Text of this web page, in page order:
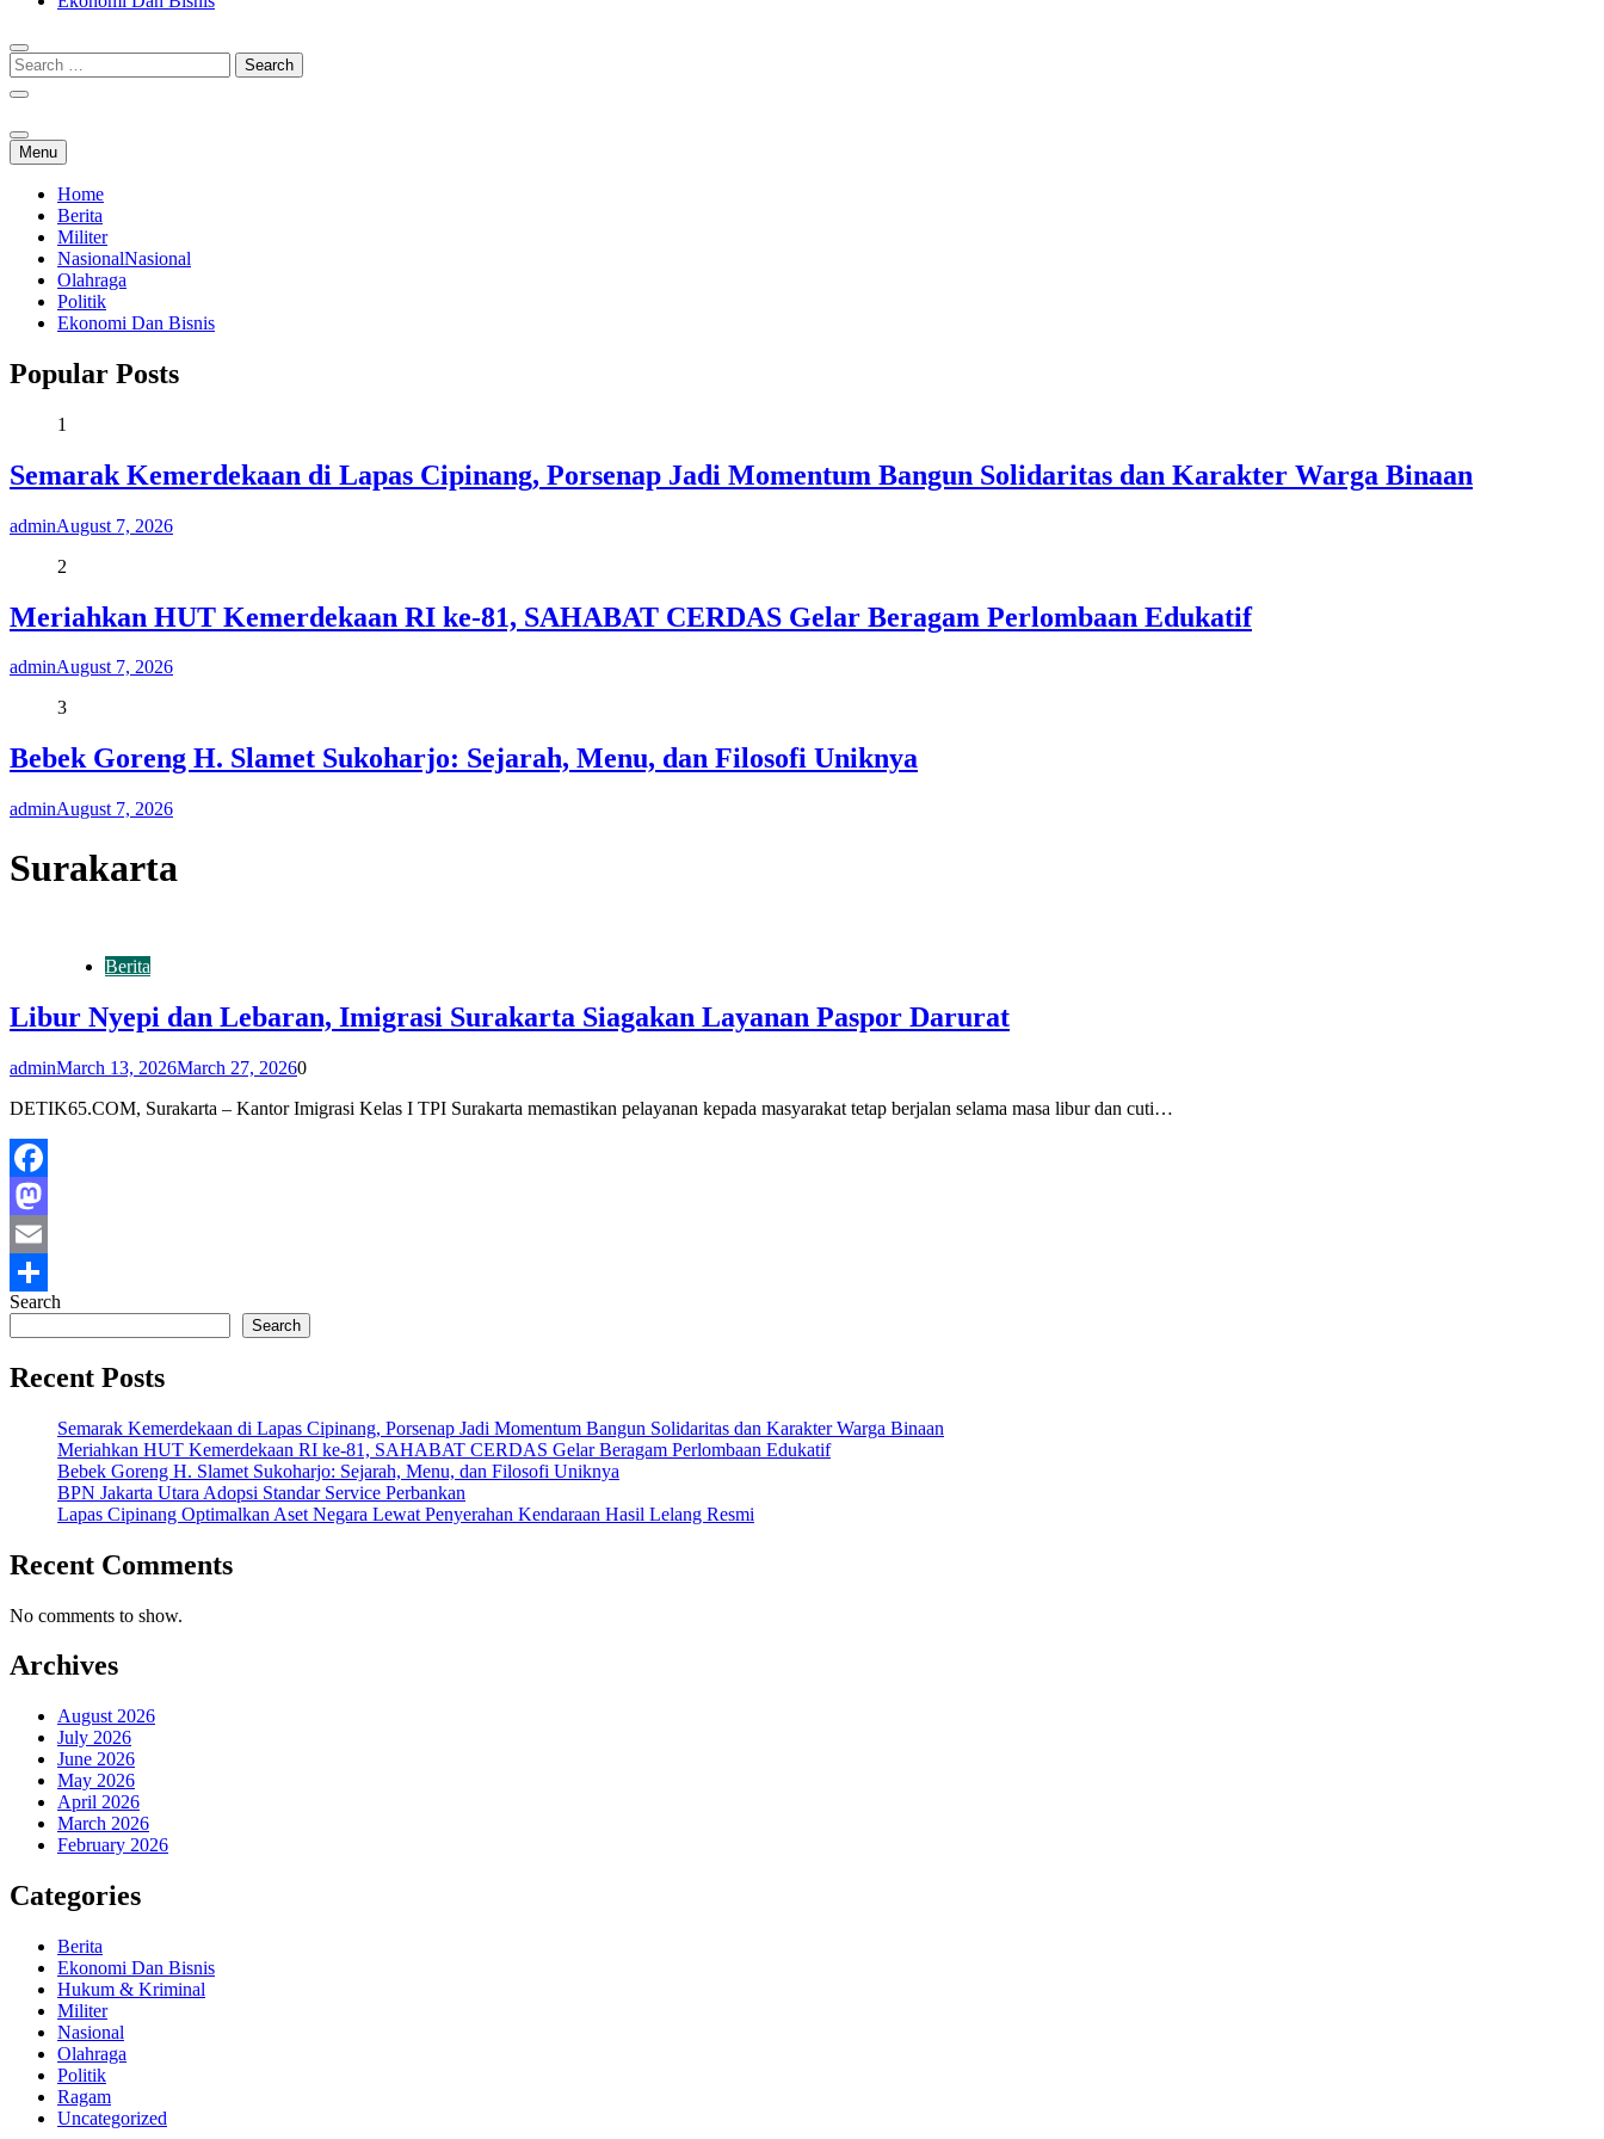
Menu
Home
Berita
Militer
NasionalNasional
Olahraga
Politik
Ekonomi Dan Bisnis
Popular Posts
1
Semarak Kemerdekaan di Lapas Cipinang, Porsenap Jadi Momentum Bangun Solidaritas dan Karakter Warga Binaan
adminAugust 7, 2026
2
Meriahkan HUT Kemerdekaan RI ke-81, SAHABAT CERDAS Gelar Beragam Perlombaan Edukatif
adminAugust 7, 2026
3
Bebek Goreng H. Slamet Sukoharjo: Sejarah, Menu, dan Filosofi Uniknya
adminAugust 7, 2026
Surakarta
Berita
Libur Nyepi dan Lebaran, Imigrasi Surakarta Siagakan Layanan Paspor Darurat
adminMarch 13, 2026March 27, 20260
DETIK65.COM, Surakarta – Kantor Imigrasi Kelas I TPI Surakarta memastikan pelayanan kepada masyarakat tetap berjalan selama masa libur dan cuti…
Facebook
Mastodon
Email
Share
Search
Search
Recent Posts
Semarak Kemerdekaan di Lapas Cipinang, Porsenap Jadi Momentum Bangun Solidaritas dan Karakter Warga Binaan
Meriahkan HUT Kemerdekaan RI ke-81, SAHABAT CERDAS Gelar Beragam Perlombaan Edukatif
Bebek Goreng H. Slamet Sukoharjo: Sejarah, Menu, dan Filosofi Uniknya
BPN Jakarta Utara Adopsi Standar Service Perbankan
Lapas Cipinang Optimalkan Aset Negara Lewat Penyerahan Kendaraan Hasil Lelang Resmi
Recent Comments
No comments to show.
Archives
August 2026
July 2026
June 2026
May 2026
April 2026
March 2026
February 2026
Categories
Berita
Ekonomi Dan Bisnis
Hukum & Kriminal
Militer
Nasional
Olahraga
Politik
Ragam
Uncategorized